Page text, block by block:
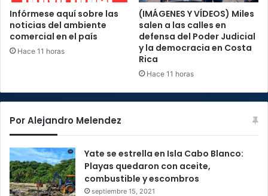
Infórmese aquí sobre las
noticias del ambiente
comercial en el país
Hace 11 horas
(IMÁGENES Y VÍDEOS) Miles
salen a las calles en
defensa del Poder Judicial
y la democracia en Costa
Rica
Hace 11 horas
Por Alejandro Melendez
Yate se estrella en Isla Cabo Blanco:
Playas quedaron con aceite,
combustible y escombros
septiembre 15, 2021